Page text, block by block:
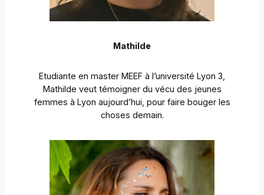
Mathilde
Etudiante en master MEEF à l’université Lyon 3,
Mathilde veut témoigner du vécu des jeunes
femmes à Lyon aujourd’hui, pour faire bouger les
choses demain.